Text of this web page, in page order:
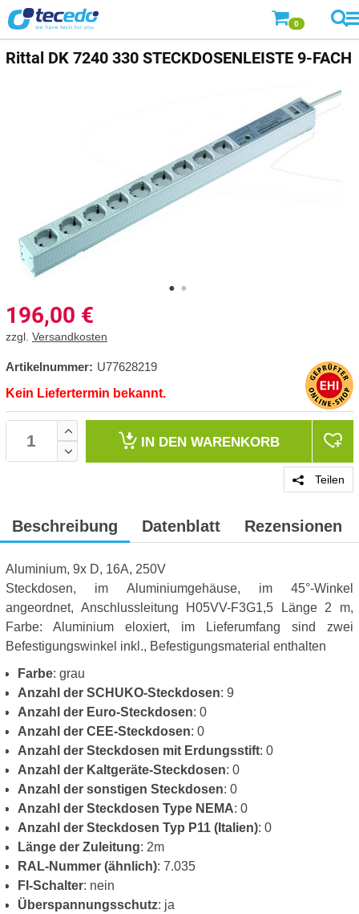
0
Rittal DK 7240 330 STECKDOSENLEISTE 9-FACH
196,00 €
zzgl. Versandkosten
Artikelnummer: U77628219
Kein Liefertermin bekannt.
IN DEN WARENKORB
Teilen
Beschreibung Datenblatt Rezensionen
Aluminium, 9x D, 16A, 250V
Steckdosen, im Aluminiumgehäuse, im 45°-Winkel
angeordnet, Anschlussleitung H05VV-F3G1,5 Länge 2 m,
Farbe: Aluminium eloxiert, im Lieferumfang sind zwei
Befestigungswinkel inkl., Befestigungsmaterial enthalten
Farbe: grau
Anzahl der SCHUKO-Steckdosen: 9
Anzahl der Euro-Steckdosen: 0
Anzahl der CEE-Steckdosen: 0
Anzahl der Steckdosen mit Erdungsstift: 0
Anzahl der Kaltgeräte-Steckdosen: 0
Anzahl der sonstigen Steckdosen: 0
Anzahl der Steckdosen Type NEMA: 0
Anzahl der Steckdosen Typ P11 (Italien): 0
Länge der Zuleitung: 2m
RAL-Nummer (ähnlich): 7.035
FI-Schalter: nein
Überspannungsschutz: ja